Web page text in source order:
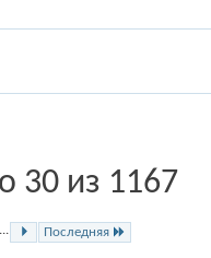
30 из 1167
... Последняя